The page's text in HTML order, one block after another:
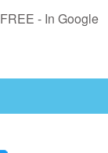
FREE - In Google